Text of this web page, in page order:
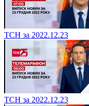
ТСН за 2022.12.23
ТСН за 2022.12.23